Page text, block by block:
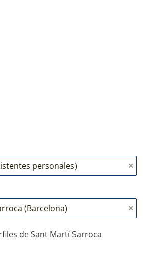
de Sant Martí Sarroca